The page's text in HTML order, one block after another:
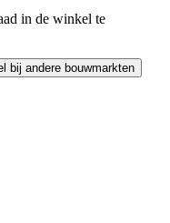
in de winkel te
bij andere bouwmarkten